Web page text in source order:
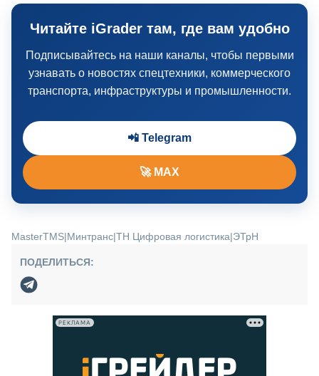
Читайте iGrader там, где вам удобно
Подписывайтесь на наши каналы, чтобы первыми
узнавать о новостях спецтехники, коммерческого
транспорта, инфраструктуры и промышленности.
📲 Telegram
🚀 MAX
MasterTMS|Минтранс|ТН Цифровая логистика|ЭТрН
ПОДЕЛИТЬСЯ:
РЕКЛАМА